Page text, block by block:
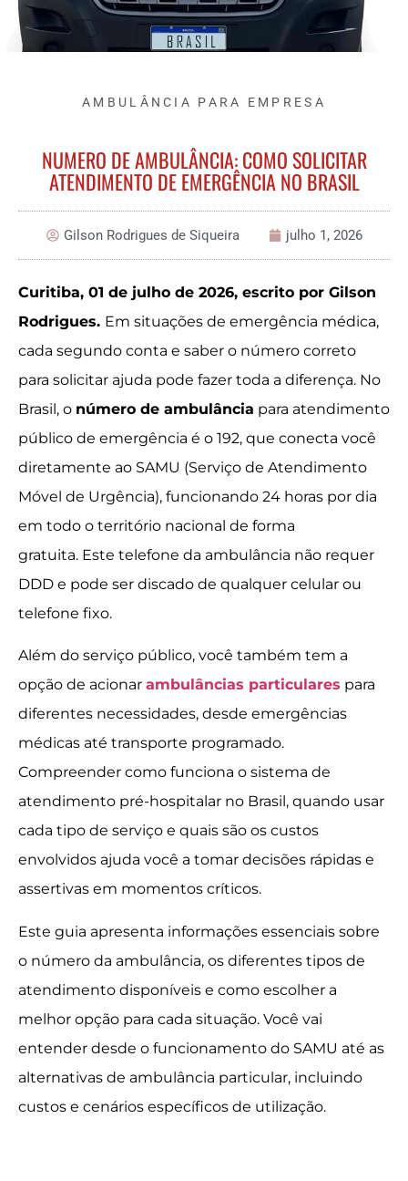
AMBULÂNCIA PARA EMPRESA
NUMERO DE AMBULÂNCIA: COMO SOLICITAR
ATENDIMENTO DE EMERGÊNCIA NO BRASIL
Gilson Rodrigues de Siqueira julho 1, 2026
Curitiba, 01 de julho de 2026, escrito por Gilson
Rodrigues. Em situações de emergência médica,
cada segundo conta e saber o número correto
para solicitar ajuda pode fazer toda a diferença. No
Brasil, o número de ambulância para atendimento
público de emergência é o 192, que conecta você
diretamente ao SAMU (Serviço de Atendimento
Móvel de Urgência), funcionando 24 horas por dia
em todo o território nacional de forma
gratuita. Este telefone da ambulância não requer
DDD e pode ser discado de qualquer celular ou
telefone fixo.
Além do serviço público, você também tem a
opção de acionar ambulâncias particulares para
diferentes necessidades, desde emergências
médicas até transporte programado.
Compreender como funciona o sistema de
atendimento pré-hospitalar no Brasil, quando usar
cada tipo de serviço e quais são os custos
envolvidos ajuda você a tomar decisões rápidas e
assertivas em momentos críticos.
Este guia apresenta informações essenciais sobre
o número da ambulância, os diferentes tipos de
atendimento disponíveis e como escolher a
melhor opção para cada situação. Você vai
entender desde o funcionamento do SAMU até as
alternativas de ambulância particular, incluindo
custos e cenários específicos de utilização.